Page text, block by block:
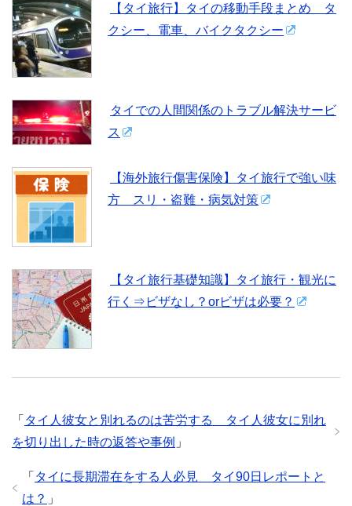
【タイ旅行】タイの移動手段まとめ タ
クシー、電車、バイクタクシー
タイでの人間関係のトラブル解決サービ
ス
【海外旅行傷害保険】タイ旅行で強い味
方 スリ・盗難・病気対策
【タイ旅行基礎知識】タイ旅行・観光に
行く⇒ビザなし？orビザは必要？
「 タイ人彼女と別れるのは苦労する タイ人彼女に別れ
を切り出した時の返答や事例 」
「 タイに長期滞在をする人必見 タイ90日レポートと
は？ 」